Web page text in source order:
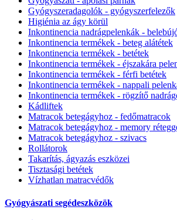
Gyógyszeradagolók - gyógyszerfelezők
Higiénia az ágy körül
Inkontinencia nadrágpelenkák -
Inkontinencia termékek - beteg alátétek
Inkontinencia termékek - betétek
Inkontinencia termékek - éjszakára
Inkontinencia termékek - férfi betétek
Inkontinencia termékek - nappali
Inkontinencia termékek - rögzítő
Kádliftek
Matracok betegágyhoz - fedőmatracok
Matracok betegágyhoz - memory
Matracok betegágyhoz - szivacs
Rollátorok
Takarítás, ágyazás eszközei
Tisztasági betétek
Vízhatlan matracvédők
Gyógyászati segédeszközök